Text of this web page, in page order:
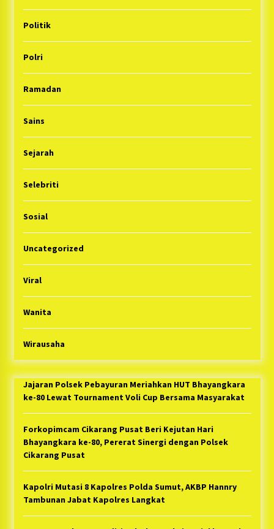
Politik
Polri
Ramadan
Sains
Sejarah
Selebriti
Sosial
Uncategorized
Viral
Wanita
Wirausaha
Jajaran Polsek Pebayuran Meriahkan HUT Bhayangkara
ke-80 Lewat Tournament Voli Cup Bersama Masyarakat
Forkopimcam Cikarang Pusat Beri Kejutan Hari
Bhayangkara ke-80, Pererat Sinergi dengan Polsek
Cikarang Pusat
Kapolri Mutasi 8 Kapolres Polda Sumut, AKBP Hannry
Tambunan Jabat Kapolres Langkat